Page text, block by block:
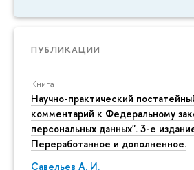
ПУБЛИКАЦИИ
Книга
Научно-практический
комментарий к Федеральному
персональных данных". 3-е
Переработанное и дополненное.
Савельев А. И.